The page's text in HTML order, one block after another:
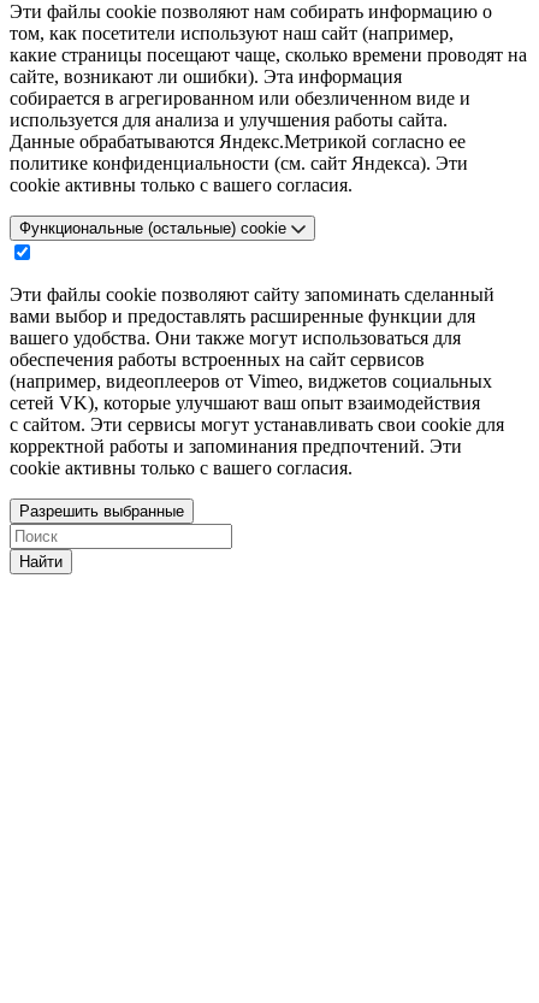
Эти файлы cookie позволяют нам собирать информацию о
том, как посетители используют наш сайт (например,
какие страницы посещают чаще, сколько времени проводят на
сайте, возникают ли ошибки). Эта информация
собирается в агрегированном или обезличенном виде и
используется для анализа и улучшения работы сайта.
Данные обрабатываются Яндекс.Метрикой согласно ее
политике конфиденциальности (см. сайт Яндекса). Эти
cookie активны только с вашего согласия.
Функциональные (остальные) cookie
Эти файлы cookie позволяют сайту запоминать сделанный
вами выбор и предоставлять расширенные функции для
вашего удобства. Они также могут использоваться для
обеспечения работы встроенных на сайт сервисов
(например, видеоплееров от Vimeo, виджетов социальных
сетей VK), которые улучшают ваш опыт взаимодействия
с сайтом. Эти сервисы могут устанавливать свои cookie для
корректной работы и запоминания предпочтений. Эти
cookie активны только с вашего согласия.
Разрешить выбранные
Найти